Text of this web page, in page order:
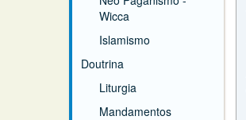
Wicca
Islamismo
Doutrina
Liturgia
Mandamentos